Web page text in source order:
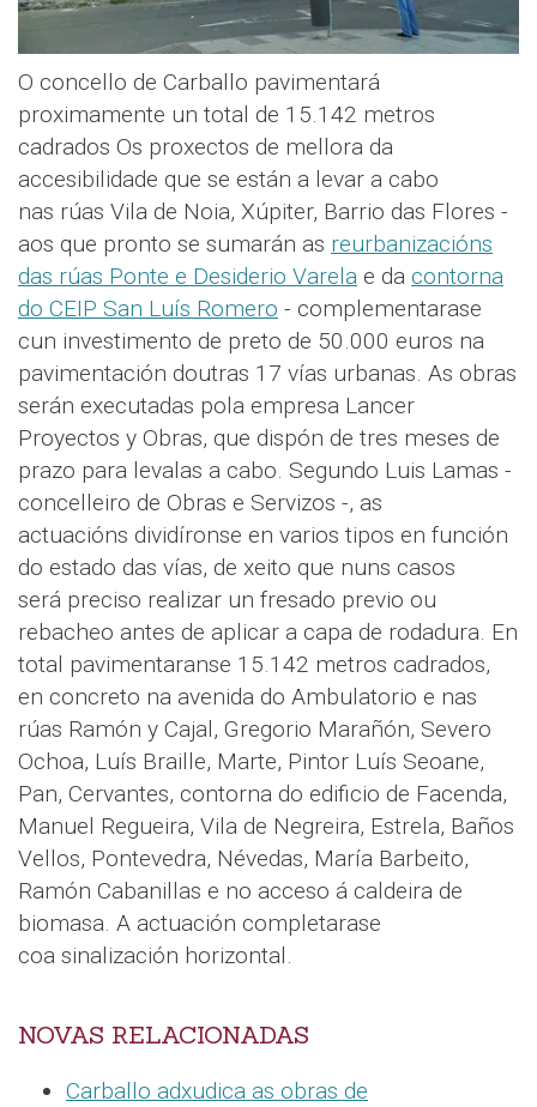
O concello de Carballo pavimentará
proximamente un total de 15.142 metros
cadrados Os proxectos de mellora da
accesibilidade que se están a levar a cabo
nas rúas Vila de Noia, Xúpiter, Barrio das Flores -
aos que pronto se sumarán as reurbanizacións
das rúas Ponte e Desiderio Varela e da contorna
do CEIP San Luís Romero - complementarase
cun investimento de preto de 50.000 euros na
pavimentación doutras 17 vías urbanas. As obras
serán executadas pola empresa Lancer
Proyectos y Obras, que dispón de tres meses de
prazo para levalas a cabo. Segundo Luis Lamas -
concelleiro de Obras e Servizos -, as
actuacións dividíronse en varios tipos en función
do estado das vías, de xeito que nuns casos
será preciso realizar un fresado previo ou
rebacheo antes de aplicar a capa de rodadura. En
total pavimentaranse 15.142 metros cadrados,
en concreto na avenida do Ambulatorio e nas
rúas Ramón y Cajal, Gregorio Marañón, Severo
Ochoa, Luís Braille, Marte, Pintor Luís Seoane,
Pan, Cervantes, contorna do edificio de Facenda,
Manuel Regueira, Vila de Negreira, Estrela, Baños
Vellos, Pontevedra, Névedas, María Barbeito,
Ramón Cabanillas e no acceso á caldeira de
biomasa. A actuación completarase
coa sinalización horizontal.
NOVAS RELACIONADAS
Carballo adxudica as obras de